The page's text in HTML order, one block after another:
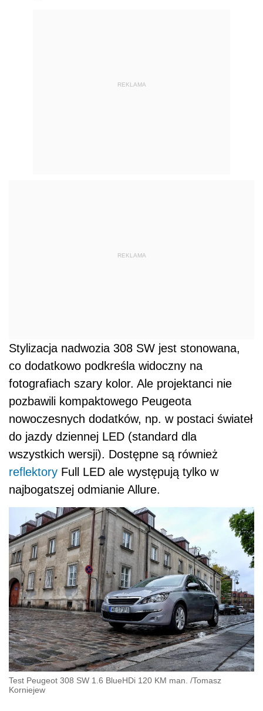
REKLAMA
REKLAMA
Stylizacja nadwozia 308 SW jest stonowana,
co dodatkowo podkreśla widoczny na
fotografiach szary kolor. Ale projektanci nie
pozbawili kompaktowego Peugeota
nowoczesnych dodatków, np. w postaci świateł
do jazdy dziennej LED (standard dla
wszystkich wersji). Dostępne są również
reflektory Full LED ale występują tylko w
najbogatszej odmianie Allure.
Test Peugeot 308 SW 1.6 BlueHDi 120 KM man. /Tomasz
Korniejew